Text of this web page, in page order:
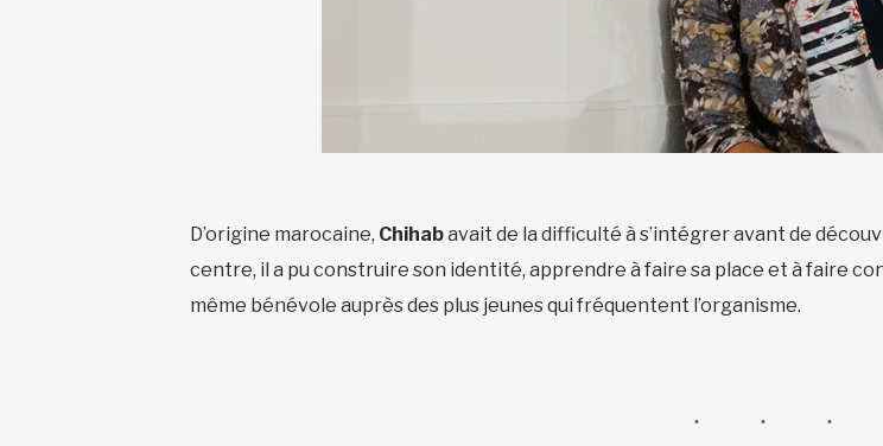
D’origine marocaine, Chihabavait de la difficulté à s’intégrer avant de
centre, il a pu construire son identité, apprendre à faire sa place et à faire
même bénévole auprès des plus jeunes qui fréquentent l’organisme.